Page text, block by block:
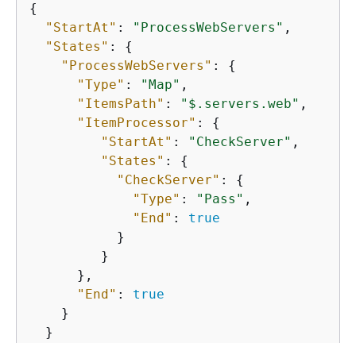
{
"StartAt" : "ProcessWebServers" ,
"States" : {
"ProcessWebServers" : {
"Type" : "Map" ,
"ItemsPath" : "$.servers.web" ,
"ItemProcessor" : {
"StartAt" : "CheckServer" ,
"States" : {
"CheckServer" : {
"Type" : "Pass" ,
"End" : true
           }
         }
      },
"End" : true
    }
  }